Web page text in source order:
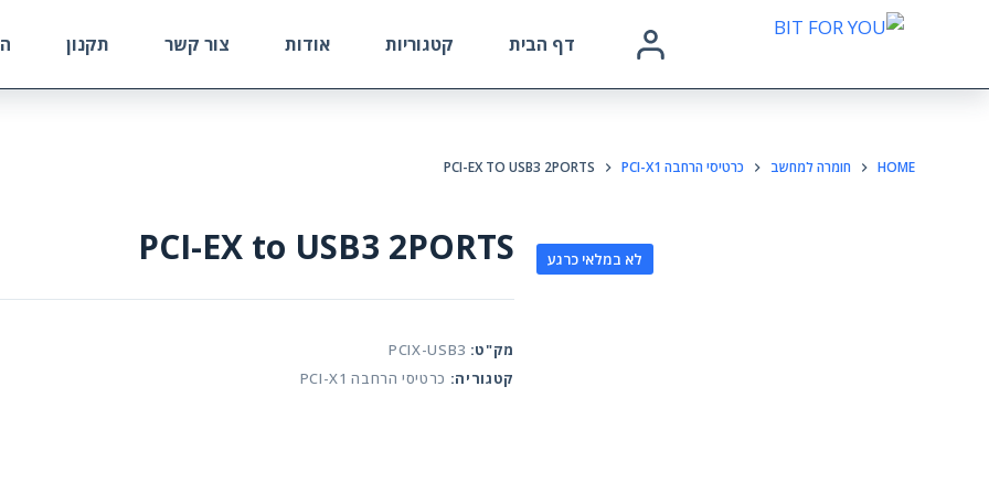
דף הבית קטגוריות אודות צור קשר תקנון
HOME חומרה למחשב כרטיסי הרחבה PCI-X1 PCI-EX TO USB3 2PORTS
לא במלאי כרגע PCI-EX to USB3 2PORTS
מק"ט: PCIX-USB3
קטגוריה: כרטיסי הרחבה PCI-X1